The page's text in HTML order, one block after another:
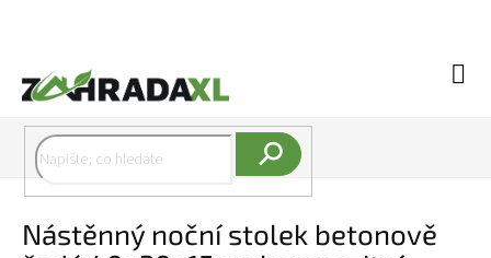
Nástěnný noční stolek betonově